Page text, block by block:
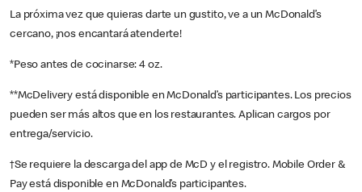
La próxima vez que quieras darte un gustito, ve a un McDonald’s
cercano, ¡nos encantará atenderte!
*Peso antes de cocinarse: 4 oz.
**McDelivery está disponible en McDonald’s participantes. Los precios
pueden ser más altos que en los restaurantes. Aplican cargos por
entrega/servicio.
†Se requiere la descarga del app de McD y el registro. Mobile Order &
Pay está disponible en McDonald’s participantes.